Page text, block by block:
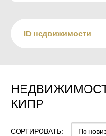
КИПР
СОРТИРОВАТЬ: